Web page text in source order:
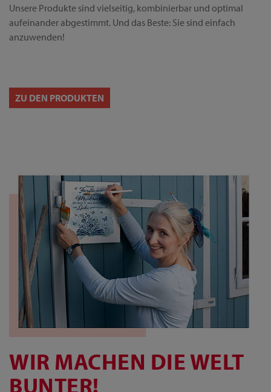
Unsere Produkte sind vielseitig, kombinierbar und optimal
aufeinander abgestimmt. Und das Beste: Sie sind einfach
anzuwenden!
ZU DEN PRODUKTEN
WIR MACHEN DIE WELT
BUNTER!